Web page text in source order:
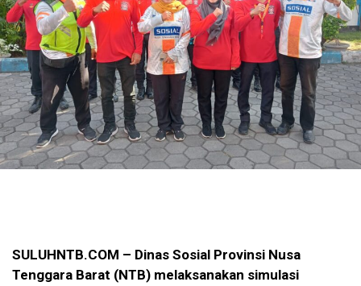
SULUHNTB.COM – Dinas Sosial Provinsi Nusa
Tenggara Barat (NTB) melaksanakan simulasi